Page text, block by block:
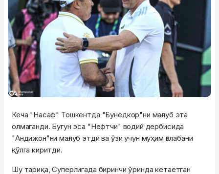
Кеча "Насаф" Тошкентда "Бунёдкор"ни мағлуб эта
олмаганди. Бугун эса "Нефтчи" водий дербисида
"Андижон"ни мағлуб этди ва ўзи учун муҳим ғалабани
қўлга киритди.
Шу тариқа, Суперлигада биринчи ўринда кетаётган